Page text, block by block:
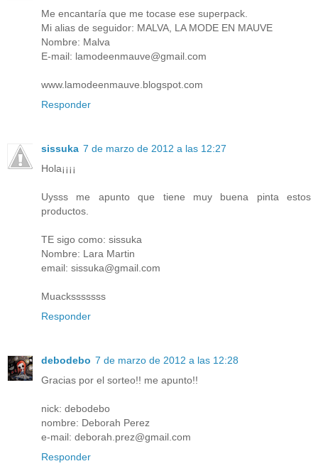
Me encantaría que me tocase ese superpack.
Mi alias de seguidor: MALVA, LA MODE EN MAUVE
Nombre: Malva
E-mail: lamodeenmauve@gmail.com
www.lamodeenmauve.blogspot.com
Responder
sissuka 7 de marzo de 2012 a las 12:27
Hola¡¡¡¡
Uysss me apunto que tiene muy buena pinta estos
productos.
TE sigo como: sissuka
Nombre: Lara Martin
email: sissuka@gmail.com
Muacksssssss
Responder
debodebo 7 de marzo de 2012 a las 12:28
Gracias por el sorteo!! me apunto!!
nick: debodebo
nombre: Deborah Perez
e-mail: deborah.prez@gmail.com
Responder